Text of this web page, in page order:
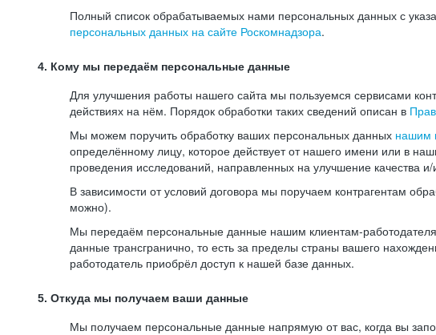
Полный список обрабатываемых нами персональных данных с
персональных данных на сайте Роскомнадзора.
4. Кому мы передаём персональные данные
Для улучшения работы нашего сайта мы пользуемся сервисами
действиях на нём. Порядок обработки таких сведений описан в
Мы можем поручить обработку ваших персональных данных нашим
определённому лицу, которое действует от нашего имени или в
проведения исследований, направленных на улучшение качества
В зависимости от условий договора мы поручаем контрагентам
можно).
Мы передаём персональные данные нашим клиентам-
данные трансгранично, то есть за пределы страны вашего
работодатель приобрёл доступ к нашей базе данных.
5. Откуда мы получаем ваши данные
Мы получаем персональные данные напрямую от вас, когда вы